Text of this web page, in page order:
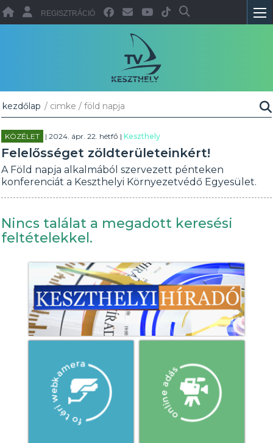
REGISZTRÁCIÓ
kezdőlap / cimke / föld napja
KÖZÉLET | 2024. ápr. 22. hétfő |Keszthely
Felelősséget zöldterületeinkért!
A Föld napja alkalmából szervezett pénteken
konferenciát a Keszthelyi Környezetvédő Egyesület.
Nincs találat a megadott keresési
feltételekkel.